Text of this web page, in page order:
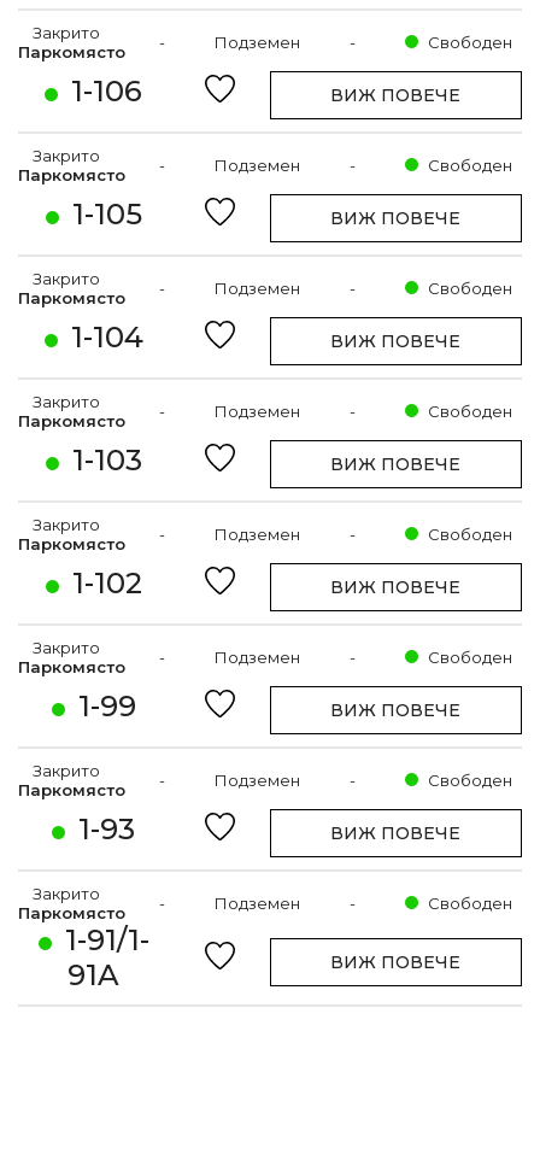
1-106
Закрито
Паркомясто
- Подземен - Свободен
ВИЖ ПОВЕЧЕ
1-105
Закрито
Паркомясто
- Подземен - Свободен
ВИЖ ПОВЕЧЕ
1-104
Закрито
Паркомясто
- Подземен - Свободен
ВИЖ ПОВЕЧЕ
1-103
Закрито
Паркомясто
- Подземен - Свободен
ВИЖ ПОВЕЧЕ
1-102
Закрито
Паркомясто
- Подземен - Свободен
ВИЖ ПОВЕЧЕ
1-99
Закрито
Паркомясто
- Подземен - Свободен
ВИЖ ПОВЕЧЕ
1-93
Закрито
Паркомясто
- Подземен - Свободен
ВИЖ ПОВЕЧЕ
1-91/1-
91A
Закрито
Паркомясто
- Подземен - Свободен
ВИЖ ПОВЕЧЕ